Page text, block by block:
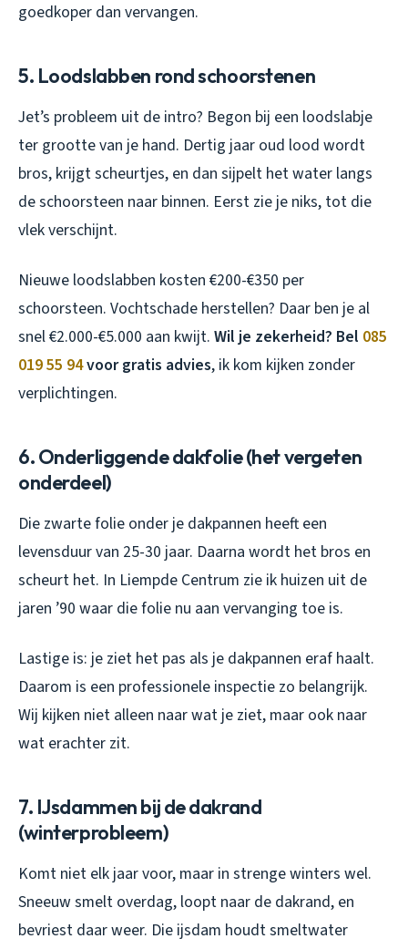
goedkoper dan vervangen.
5. Loodslabben rond schoorstenen
Jet’s probleem uit de intro? Begon bij een loodslabje
ter grootte van je hand. Dertig jaar oud lood wordt
bros, krijgt scheurtjes, en dan sijpelt het water langs
de schoorsteen naar binnen. Eerst zie je niks, tot die
vlek verschijnt.
Nieuwe loodslabben kosten €200-€350 per
schoorsteen. Vochtschade herstellen? Daar ben je al
snel €2.000-€5.000 aan kwijt. Wil je zekerheid? Bel 085
019 55 94voor gratis advies, ik kom kijken zonder
verplichtingen.
6. Onderliggende dakfolie (het vergeten
onderdeel)
Die zwarte folie onder je dakpannen heeft een
levensduur van 25-30 jaar. Daarna wordt het bros en
scheurt het. In Liempde Centrum zie ik huizen uit de
jaren ’90 waar die folie nu aan vervanging toe is.
Lastige is: je ziet het pas als je dakpannen eraf haalt.
Daarom is een professionele inspectie zo belangrijk.
Wij kijken niet alleen naar wat je ziet, maar ook naar
wat erachter zit.
7. IJsdammen bij de dakrand
(winterprobleem)
Komt niet elk jaar voor, maar in strenge winters wel.
Sneeuw smelt overdag, loopt naar de dakrand, en
bevriest daar weer. Die ijsdam houdt smeltwater